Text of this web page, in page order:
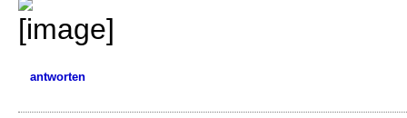
antworten